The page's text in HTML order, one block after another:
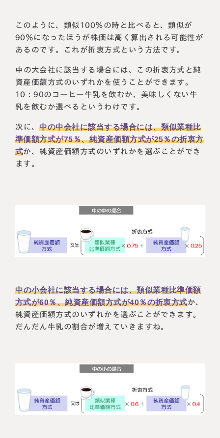
このように、類似100％の時と比べると、類似が
90％になったほうが株価は高く算出される可能性が
あるのです。これが折衷方式という方法です。
中の大会社に該当する場合には、この折衷方式と純
資産価額方式のいずれかを使うことができます。
10：90のコーヒー牛乳を飲むか、美味しくない牛
乳を飲むか選べるというわけです。
次に、中の中会社に該当する場合には、類似業種比
準価額方式が75％、純資産価額方式が25％の折衷方
式か、純資産価額方式のいずれかを選ぶことができ
ます。
中の小会社に該当する場合には、類似業種比準価額
方式が60％、純資産価額方式が40％の折衷方式か、
純資産価額方式のいずれかを選ぶことができます。
だんだん牛乳の割合が増えていきますね。